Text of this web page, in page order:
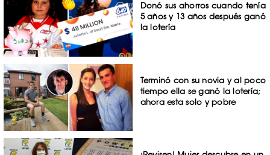
Donó sus ahorros cuando tenía
5 años y 13 años después ganó
la lotería
Terminó con su novia y al poco
tiempo ella se ganó la lotería;
ahora esta solo y pobre